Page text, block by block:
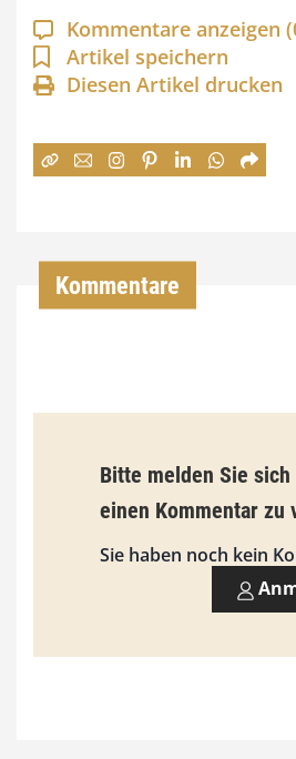
a
n
n
:
€
i
s
9
0
Kommentare anzeigen
Artikel speichern
Diesen Artikel drucken
Kommentare
Bitte melden Sie sich
einen Kommentar zu
Sie haben noch kein